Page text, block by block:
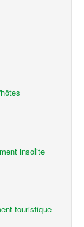
insolite
touristique